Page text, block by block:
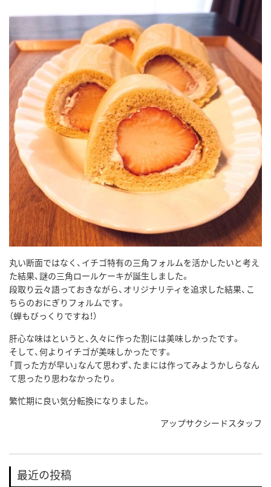
丸い断面ではなく、イチゴ特有の三角フォルムを活かしたいと考え
た結果、謎の三角ロールケーキが誕生しました。
段取り云々語っておきながら、オリジナリティを追求した結果、こ
ちらのおにぎりフォルムです。
（蝉もびっくりですね！）
肝心な味はというと、久々に作った割には美味しかったです。
そして、何よりイチゴが美味しかったです。
「買った方が早い」なんて思わず、たまには作ってみようかしらなん
て思ったり思わなかったり。
繁忙期に良い気分転換になりました。
アップサクシードスタッフ
最近の投稿